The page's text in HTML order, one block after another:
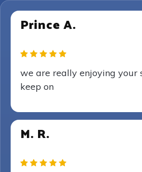
Prince A.
we are really enjoying your
keep on
M. R.